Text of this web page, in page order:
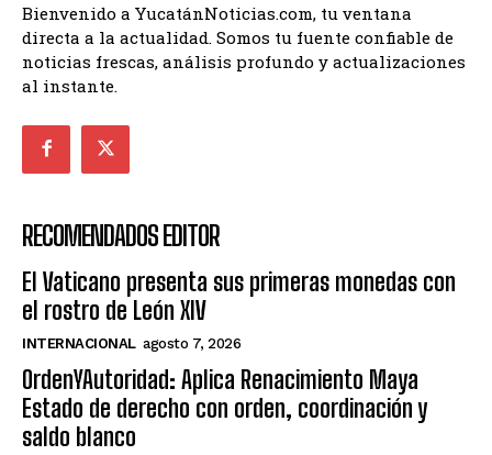
Bienvenido a YucatánNoticias.com, tu ventana
directa a la actualidad. Somos tu fuente confiable de
noticias frescas, análisis profundo y actualizaciones
al instante.
RECOMENDADOS EDITOR
El Vaticano presenta sus primeras monedas con
el rostro de León XIV
INTERNACIONAL agosto 7, 2026
OrdenYAutoridad: Aplica Renacimiento Maya
Estado de derecho con orden, coordinación y
saldo blanco